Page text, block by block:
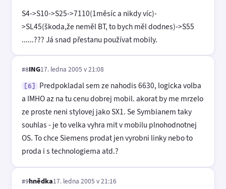
S4->S10->S25->7110(1měsíc a nikdy víc)-
>SL45(škoda,že neměl BT, to bych měl dodnes)->S55
......??? Já snad přestanu používat mobily.
#8ING17. ledna 2005 v 21:08
[6]
Predpokladal sem ze nahodis 6630, logicka volba
a IMHO az na tu cenu dobrej mobil. akorat by me mrzelo
ze proste neni stylovej jako SX1. Se Symbianem taky
souhlas - je to velka vyhra mit v mobilu plnohodnotnej
OS. To chce Siemens prodat jen vyrobni linky nebo to
proda i s technologiema atd.?
#9hnědka17. ledna 2005 v 21:16